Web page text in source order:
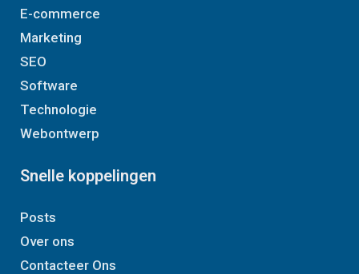
E-commerce
Marketing
SEO
Software
Technologie
Webontwerp
Snelle koppelingen
Posts
Over ons
Contacteer Ons